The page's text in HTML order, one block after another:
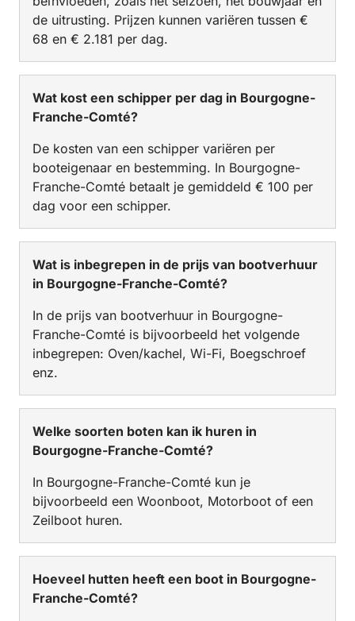
de uitrusting. Prijzen kunnen variëren tussen €
68 en € 2.181 per dag.
Wat kost een schipper per dag in Bourgogne-
Franche-Comté?
De kosten van een schipper variëren per
booteigenaar en bestemming. In Bourgogne-
Franche-Comté betaalt je gemiddeld € 100 per
dag voor een schipper.
Wat is inbegrepen in de prijs van bootverhuur
in Bourgogne-Franche-Comté?
In de prijs van bootverhuur in Bourgogne-
Franche-Comté is bijvoorbeeld het volgende
inbegrepen: Oven/kachel, Wi-Fi, Boegschroef
enz.
Welke soorten boten kan ik huren in
Bourgogne-Franche-Comté?
In Bourgogne-Franche-Comté kun je
bijvoorbeeld een Woonboot, Motorboot of een
Zeilboot huren.
Hoeveel hutten heeft een boot in Bourgogne-
Franche-Comté?